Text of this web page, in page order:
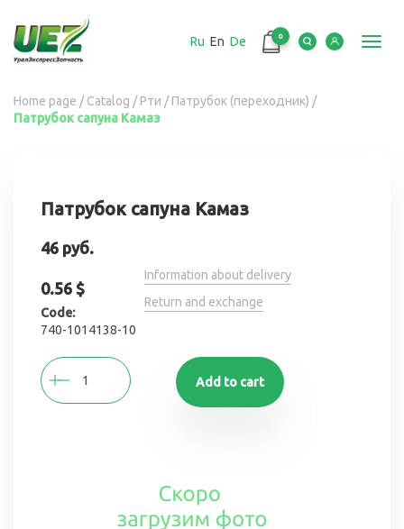
основному
содержанию
Ru En De 0
Вы
здесь
Home page / Catalog / Рти / Патрубок (переходник) /
Патрубок сапуна Камаз
Патрубок сапуна Камаз
46 руб.
0.56 $
Code:
740-1014138-10
Information about delivery
Return and exchange
Add to cart